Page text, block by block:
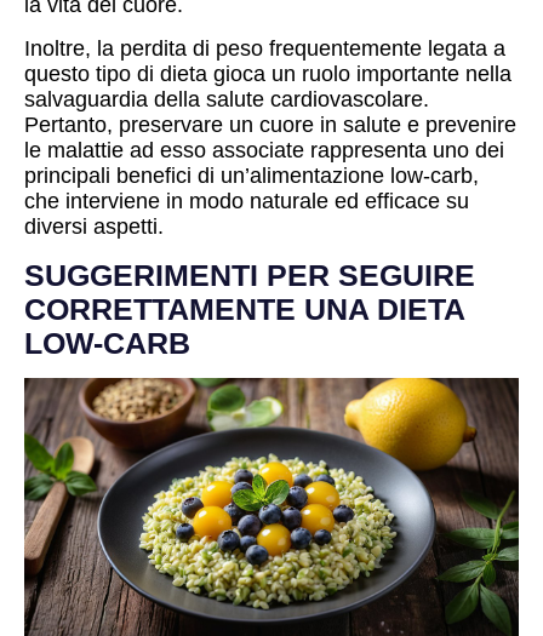
Inoltre, la perdita di peso frequentemente legata a
questo tipo di dieta gioca un ruolo importante nella
salvaguardia della salute cardiovascolare.
Pertanto, preservare un cuore in salute e prevenire
le malattie ad esso associate rappresenta uno dei
principali benefici di un’alimentazione low-carb,
che interviene in modo naturale ed efficace su
diversi aspetti.
SUGGERIMENTI PER SEGUIRE
CORRETTAMENTE UNA DIETA
LOW-CARB